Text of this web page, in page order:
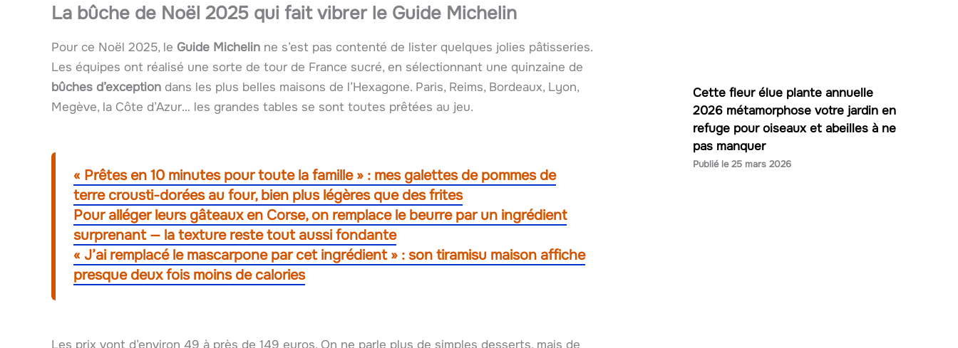
La bûche de Noël 2025 qui fait vibrer le Guide Michelin
Pour ce Noël 2025, le Guide Michelin ne s’est pas contenté de lister quelques jolies pâtisseries.
Les équipes ont réalisé une sorte de tour de France sucré, en sélectionnant une quinzaine de
bûches d’exception dans les plus belles maisons de l’Hexagone. Paris, Reims, Bordeaux, Lyon,
Megève, la Côte d’Azur… les grandes tables se sont toutes prêtées au jeu.
« Prêtes en 10 minutes pour toute la famille » : mes galettes de pommes de
terre crousti-dorées au four, bien plus légères que des frites
Pour alléger leurs gâteaux en Corse, on remplace le beurre par un ingrédient
surprenant — la texture reste tout aussi fondante
« J’ai remplacé le mascarpone par cet ingrédient » : son tiramisu maison affiche
presque deux fois moins de calories
Les prix vont d’environ 49 à près de 149 euros. On ne parle plus de simples desserts, mais de
Cette fleur élue plante annuelle
2026 métamorphose votre jardin en
refuge pour oiseaux et abeilles à ne
pas manquer
25 mars 2026